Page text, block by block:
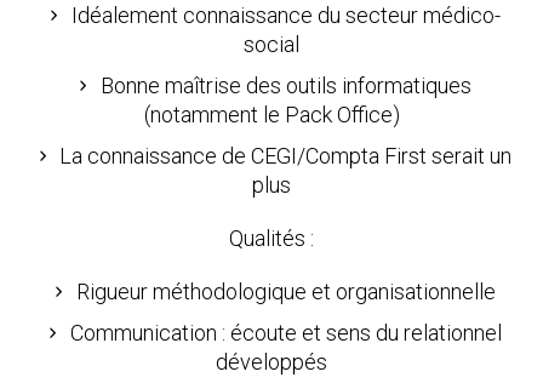
Idéalement connaissance du secteur médico-
social
Bonne maîtrise des outils informatiques
(notamment le Pack Office)
La connaissance de CEGI/Compta First serait un
plus
Qualités :
Rigueur méthodologique et organisationnelle
Communication : écoute et sens du relationnel
développés